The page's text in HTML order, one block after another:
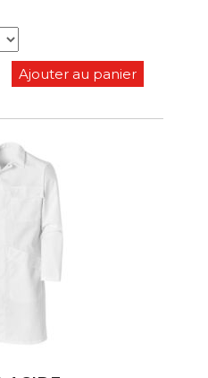
Ajouter au panier